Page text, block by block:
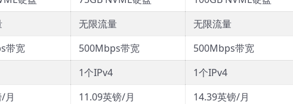
无限流量
无限流量
带宽 500Mbps带宽
500Mbps带宽
1个IPv4
1个IPv4
月 11.09英镑/月 14.39英镑/月